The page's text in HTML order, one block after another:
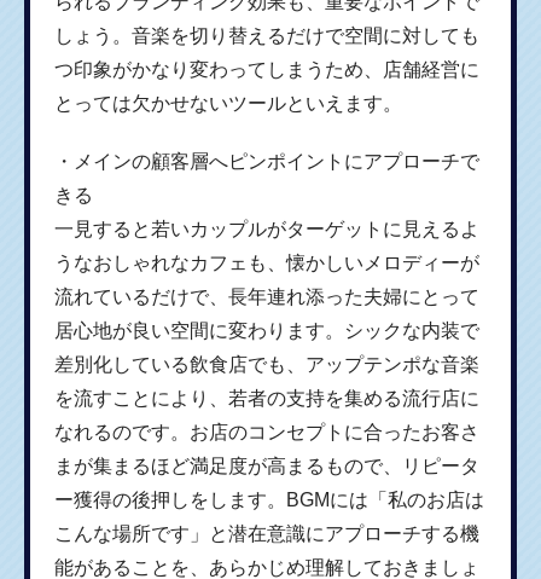
しょう。音楽を切り替えるだけで空間に対しても
つ印象がかなり変わってしまうため、店舗経営に
とっては欠かせないツールといえます。
・メインの顧客層へピンポイントにアプローチで
きる
一見すると若いカップルがターゲットに見えるよ
うなおしゃれなカフェも、懐かしいメロディーが
流れているだけで、長年連れ添った夫婦にとって
居心地が良い空間に変わります。シックな内装で
差別化している飲食店でも、アップテンポな音楽
を流すことにより、若者の支持を集める流行店に
なれるのです。お店のコンセプトに合ったお客さ
まが集まるほど満足度が高まるもので、リピータ
ー獲得の後押しをします。BGMには「私のお店は
こんな場所です」と潜在意識にアプローチする機
能があることを、あらかじめ理解しておきましょ